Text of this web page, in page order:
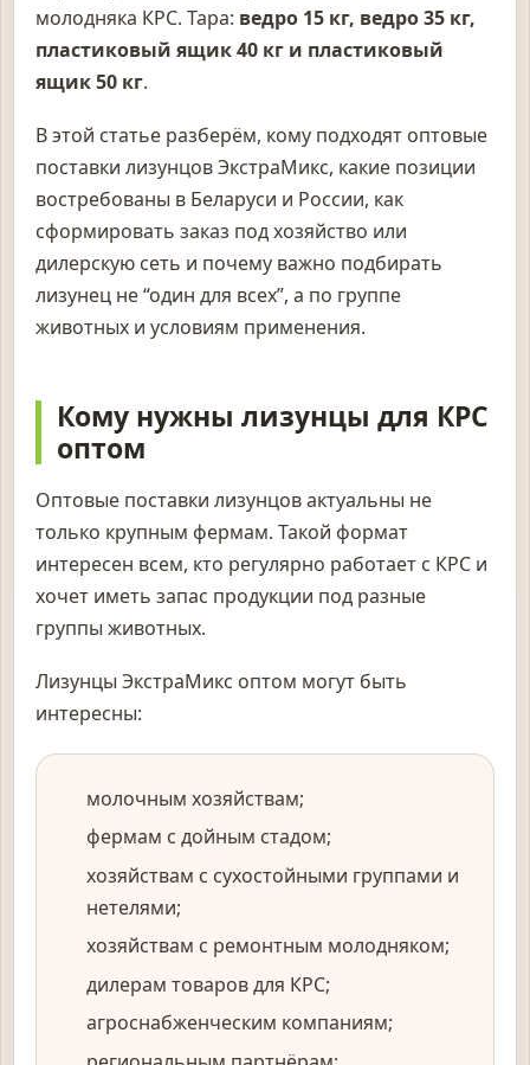
молодняка КРС. Тара: ведро 15 кг, ведро 35 кг,
пластиковый ящик 40 кг и пластиковый
ящик 50 кг.
В этой статье разберём, кому подходят оптовые
поставки лизунцов ЭкстраМикс, какие позиции
востребованы в Беларуси и России, как
сформировать заказ под хозяйство или
дилерскую сеть и почему важно подбирать
лизунец не “один для всех”, а по группе
животных и условиям применения.
Кому нужны лизунцы для КРС
оптом
Оптовые поставки лизунцов актуальны не
только крупным фермам. Такой формат
интересен всем, кто регулярно работает с КРС и
хочет иметь запас продукции под разные
группы животных.
Лизунцы ЭкстраМикс оптом могут быть
интересны:
молочным хозяйствам;
фермам с дойным стадом;
хозяйствам с сухостойными группами и
нетелями;
хозяйствам с ремонтным молодняком;
дилерам товаров для КРС;
агроснабженческим компаниям;